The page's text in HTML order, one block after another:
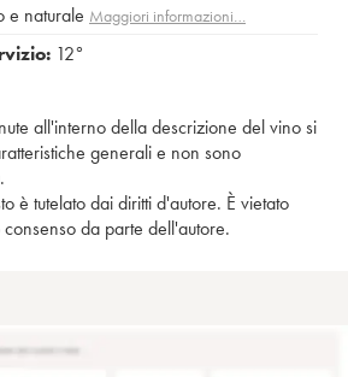
e naturale Maggiori informazioni…
12°
all'interno della descrizione del vino si
generali e non sono
è tutelato dai diritti d'autore. È vietato
da parte dell'autore.